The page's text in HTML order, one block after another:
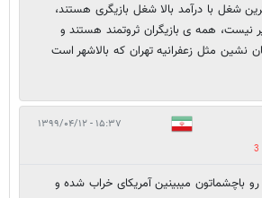
شغل با درآمد بالا شغل بازیگری هستند،
نیست، همه ی بازیگران ثروتمند هستند و
نشین مثل زعفرانیه تهران که بالاشهر است
۱۵:۳۷ - ۱۳۹۹/۰۴/۱۲
3
رو باچشماتون میبینین آمریکای خراب شده و